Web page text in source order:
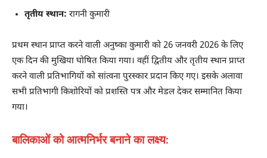
तृतीय स्थान: रागनी कुमारी
प्रथम स्थान प्राप्त करने वाली अनुष्का कुमारी को 26 जनवरी 2026 के लिए
एक दिन की मुखिया घोषित किया गया। वहीं द्वितीय और तृतीय स्थान प्राप्त
करने वाली प्रतिभागियों को सांत्वना पुरस्कार प्रदान किए गए। इसके अलावा
सभी प्रतिभागी किशोरियों को प्रशस्ति पत्र और मेडल देकर सम्मानित किया
गया।
बालिकाओं को आत्मनिर्भर बनाने का लक्ष्य: